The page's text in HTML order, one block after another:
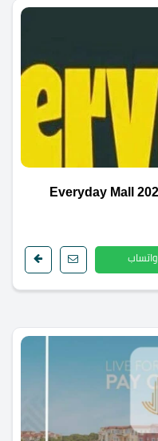
مول ايفري داي التجمع الخامس 2026 Everyday Mall
واتساب